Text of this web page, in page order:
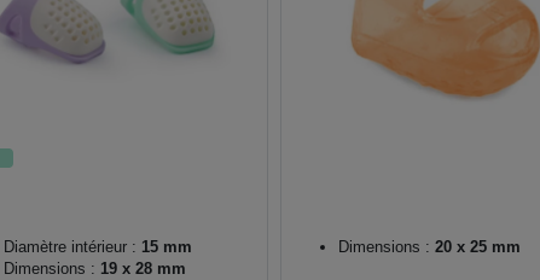
Diamètre intérieur : 15 mm
Dimensions : 19 x 28 mm
Dimensions : 20 x 25 mm